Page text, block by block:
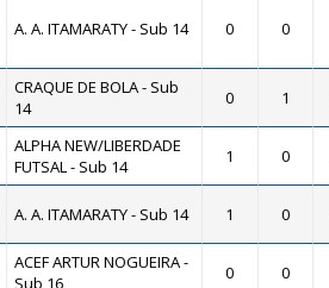
A. A. ITAMARATY - Sub 14 0 0
CRAQUE DE BOLA - Sub
14
0 1
ALPHA NEW/LIBERDADE
FUTSAL - Sub 14
1 0
A. A. ITAMARATY - Sub 14 1 0
ACEF ARTUR NOGUEIRA -
Sub 16
0 0